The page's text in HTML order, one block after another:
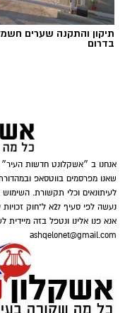
במטבעות שונים.
בנוסף, נתפסו
נוסף הקשור, על
במסגרת הפעילות
מחזיק המקום
דוברות המשטרה
במסגרת פעילות
אשקלון נגד
מספר חשודים.
ולאחר זמן קצר
במהלך החיפוש
תיקון והתקנה שערים
בדרום
אנחנו ב ״אשקלונט חדשות העיר״
שאנו מפרסמים בווטסאפ
לעיתונאים וכלי תקשורת. השימוש
נעשה לפי סעיף 27א
אנא פנו אלינו ונטפל בזה מיידית
ashqelonet@gmail.com